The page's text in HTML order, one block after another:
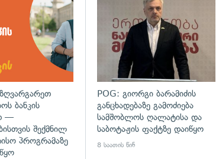
ბანკის
—
შექმნილ
პროგრამაზე
POG: გიორგი ბარამიძის
განცხადებაზე გამოძიება
სამშობლოს ღალატისა და
საბოტაჟის ფაქტზე დაიწყო
8 საათის წინ